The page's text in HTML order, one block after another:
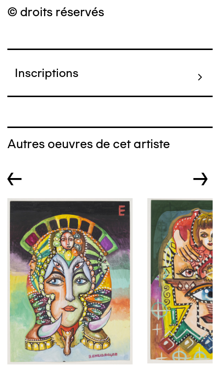
© droits réservés
Inscriptions
Autres oeuvres de cet artiste
← →